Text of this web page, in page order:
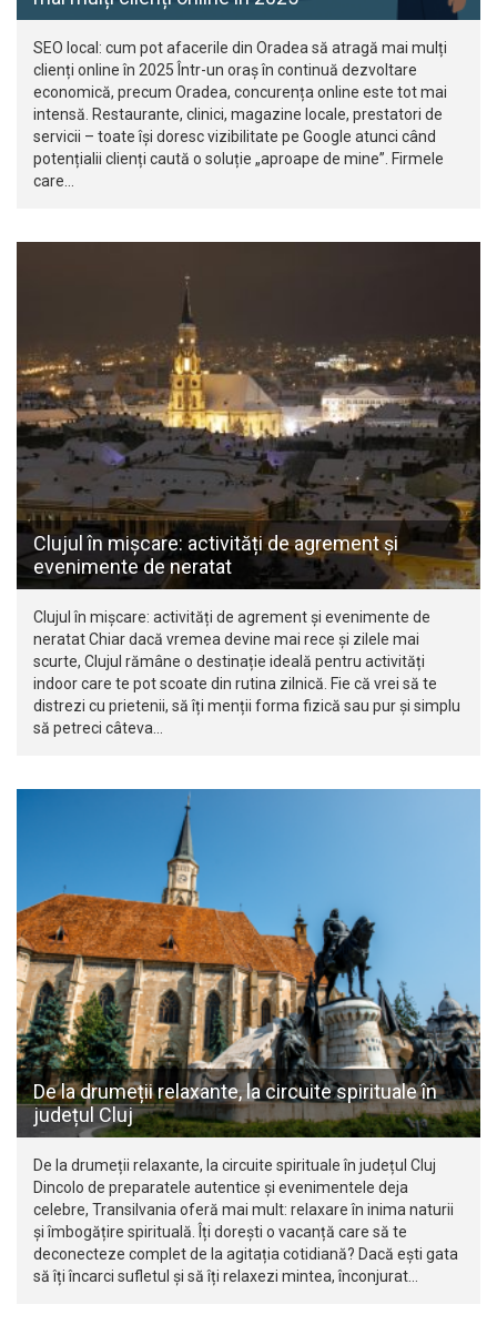
SEO local: cum pot afacerile din Oradea să atragă mai mulți
clienți online în 2025 Într-un oraș în continuă dezvoltare
economică, precum Oradea, concurența online este tot mai
intensă. Restaurante, clinici, magazine locale, prestatori de
servicii – toate își doresc vizibilitate pe Google atunci când
potențialii clienți caută o soluție „aproape de mine”. Firmele
care…
Clujul în mișcare: activități de agrement și
evenimente de neratat
Clujul în mișcare: activități de agrement și evenimente de
neratat Chiar dacă vremea devine mai rece și zilele mai
scurte, Clujul rămâne o destinație ideală pentru activități
indoor care te pot scoate din rutina zilnică. Fie că vrei să te
distrezi cu prietenii, să îți menții forma fizică sau pur și simplu
să petreci câteva…
De la drumeții relaxante, la circuite spirituale în
județul Cluj
De la drumeții relaxante, la circuite spirituale în județul Cluj
Dincolo de preparatele autentice și evenimentele deja
celebre, Transilvania oferă mai mult: relaxare în inima naturii
și îmbogățire spirituală. Îți dorești o vacanță care să te
deconecteze complet de la agitația cotidiană? Dacă ești gata
să îți încarci sufletul și să îți relaxezi mintea, înconjurat…